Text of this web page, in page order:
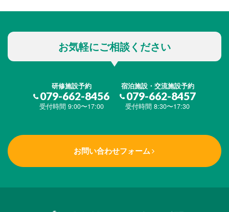
お気軽にご相談ください
研修施設予約
079-662-8456
受付時間 9:00〜17:00
宿泊施設・交流施設予約
079-662-8457
受付時間 8:30〜17:30
お問い合わせフォーム